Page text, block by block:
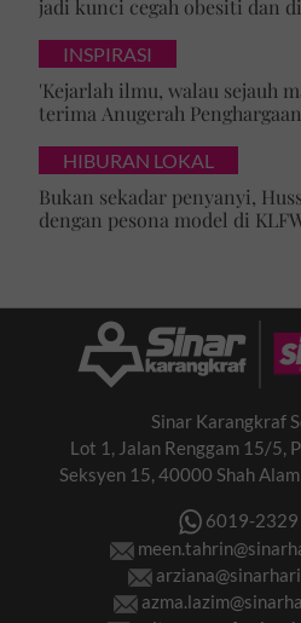
jadi kunci cegah obesiti dan
INSPIRASI
'Kejarlah ilmu, walau sejauh
terima Anugerah
HIBURAN LOKAL
Bukan sekadar penyanyi,
dengan pesona model di
Sinar Karangkraf
Lot 1, Jalan Renggam 15/5,
Seksyen 15, 40000 Shah
6019-2329